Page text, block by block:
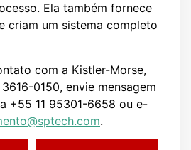
Ela também fornece
criam um sistema completo
com a Kistler-Morse,
0150, envie mensagem
+55 11 95301-6658 ou e-
.